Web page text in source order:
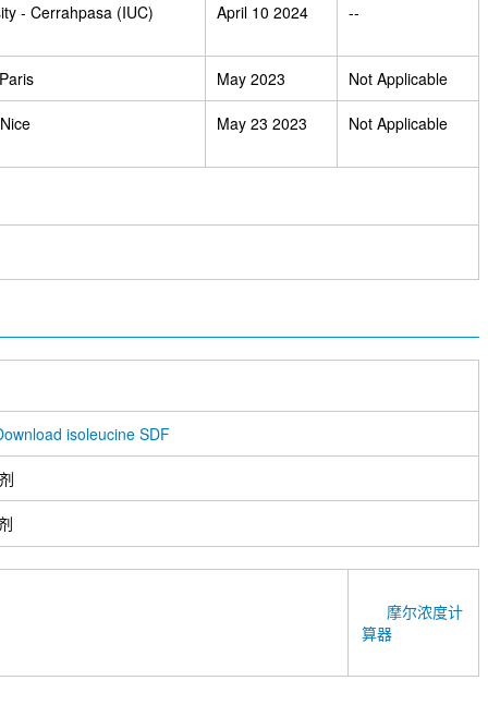
- Cerrahpasa (IUC) April 10 2024 --
May 2023 Not Applicable
May 23 2023 Not Applicable
isoleucine SDF
摩尔浓度计
算器